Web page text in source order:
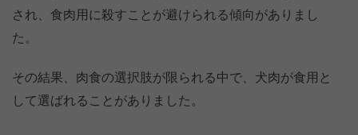
され、食肉用に殺すことが避けられる傾向がありまし
た。
その結果、肉食の選択肢が限られる中で、犬肉が食用と
して選ばれることがありました。